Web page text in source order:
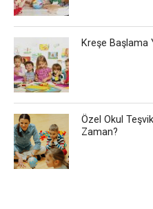
Kreşe Başlama
Özel Okul
Zaman?